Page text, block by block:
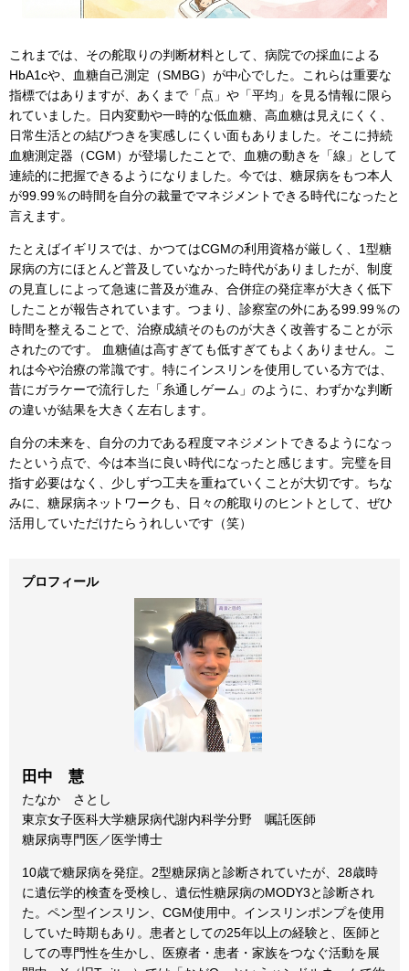
これまでは、その舵取りの判断材料として、病院での採血による
HbA1cや、血糖自己測定（SMBG）が中心でした。これらは重要な
指標ではありますが、あくまで「点」や「平均」を見る情報に限ら
れていました。日内変動や一時的な低血糖、高血糖は見えにくく、
日常生活との結びつきを実感しにくい面もありました。そこに持続
血糖測定器（CGM）が登場したことで、血糖の動きを「線」として
連続的に把握できるようになりました。今では、糖尿病をもつ本人
が99.99％の時間を自分の裁量でマネジメントできる時代になったと
言えます。
たとえばイギリスでは、かつてはCGMの利用資格が厳しく、1型糖
尿病の方にほとんど普及していなかった時代がありましたが、制度
の見直しによって急速に普及が進み、合併症の発症率が大きく低下
したことが報告されています。つまり、診察室の外にある99.99％の
時間を整えることで、治療成績そのものが大きく改善することが示
されたのです。 血糖値は高すぎても低すぎてもよくありません。こ
れは今や治療の常識です。特にインスリンを使用している方では、
昔にガラケーで流行した「糸通しゲーム」のように、わずかな判断
の違いが結果を大きく左右します。
自分の未来を、自分の力である程度マネジメントできるようになっ
たという点で、今は本当に良い時代になったと感じます。完璧を目
指す必要はなく、少しずつ工夫を重ねていくことが大切です。ちな
みに、糖尿病ネットワークも、日々の舵取りのヒントとして、ぜひ
活用していただけたらうれしいです（笑）
プロフィール
田中 慧
たなか さとし
東京女子医科大学糖尿病代謝内科学分野 嘱託医師
糖尿病専門医／医学博士
10歳で糖尿病を発症。2型糖尿病と診断されていたが、28歳時
に遺伝学的検査を受検し、遺伝性糖尿病のMODY3と診断され
た。ペン型インスリン、CGM使用中。インスリンポンプを使用
していた時期もあり。患者としての25年以上の経験と、医師と
しての専門性を生かし、医療者・患者・家族をつなぐ活動を展